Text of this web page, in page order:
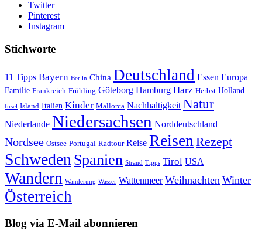
Twitter
Pinterest
Instagram
Stichworte
11 Tipps Bayern Berlin China Deutschland Essen Europa
Familie Frankreich Frühling Göteborg Hamburg Harz Herbst Holland
Insel Island Italien Kinder Mallorca Nachhaltigkeit Natur
Niederlande Niedersachsen Norddeutschland
Nordsee Ostsee Portugal Radtour Reise ReisenRezept
SchwedenSpanien Strand Tipps Tirol USA
Wandern Wanderung Wasser Wattenmeer Weihnachten Winter
Österreich
Blog via E-Mail abonnieren